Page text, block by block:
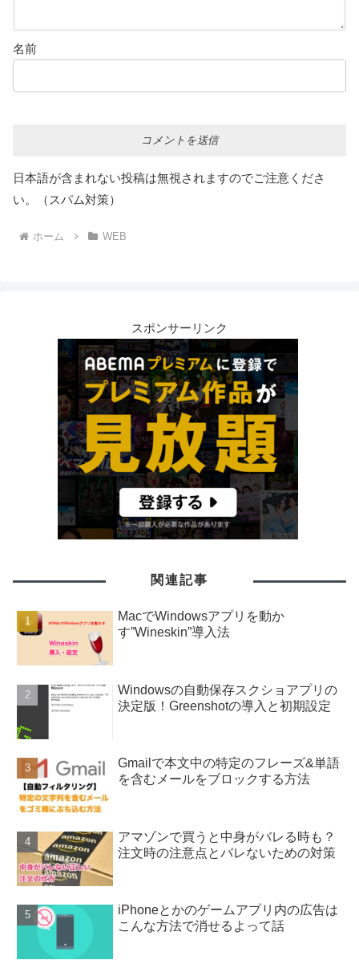
名前
日本語が含まれない投稿は無視されますのでご注意くださ
い。（スパム対策）
ホーム WEB
スポンサーリンク
関連記事
MacでWindowsアプリを動か
す”Wineskin”導入法
Windowsの自動保存スクショアプリの
決定版！Greenshotの導入と初期設定
Gmailで本文中の特定のフレーズ&単語
を含むメールをブロックする方法
アマゾンで買うと中身がバレる時も？
注文時の注意点とバレないための対策
iPhoneとかのゲームアプリ内の広告は
こんな方法で消せるよって話